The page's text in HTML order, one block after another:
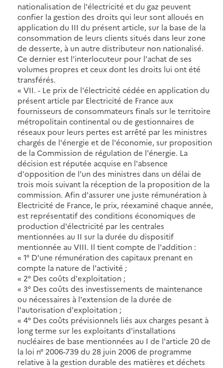
nationalisation de l'électricité et du gaz peuvent
confier la gestion des droits qui leur sont alloués en
application du III du présent article, sur la base de la
consommation de leurs clients situés dans leur zone
de desserte, à un autre distributeur non nationalisé.
Ce dernier est l'interlocuteur pour l'achat de ses
volumes propres et ceux dont les droits lui ont été
transférés.
« VII. - Le prix de l'électricité cédée en application du
présent article par Electricité de France aux
fournisseurs de consommateurs finals sur le territoire
métropolitain continental ou de gestionnaires de
réseaux pour leurs pertes est arrêté par les ministres
chargés de l'énergie et de l'économie, sur proposition
de la Commission de régulation de l'énergie. La
décision est réputée acquise en l'absence
d'opposition de l'un des ministres dans un délai de
trois mois suivant la réception de la proposition de la
commission. Afin d'assurer une juste rémunération à
Electricité de France, le prix, réexaminé chaque année,
est représentatif des conditions économiques de
production d'électricité par les centrales
mentionnées au II sur la durée du dispositif
mentionnée au VIII. Il tient compte de l'addition :
« 1° D'une rémunération des capitaux prenant en
compte la nature de l'activité ;
« 2° Des coûts d'exploitation ;
« 3° Des coûts des investissements de maintenance
ou nécessaires à l'extension de la durée de
l'autorisation d'exploitation ;
« 4° Des coûts prévisionnels liés aux charges pesant à
long terme sur les exploitants d'installations
nucléaires de base mentionnées au I de l'article 20 de
la loi n° 2006-739 du 28 juin 2006 de programme
relative à la gestion durable des matières et déchets